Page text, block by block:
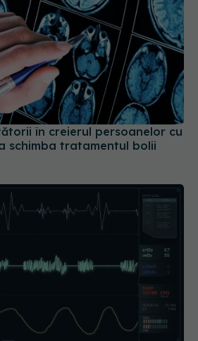
în creierul persoanelor cu
schimba tratamentul bolii
ai pulsul neregulat și când
medic